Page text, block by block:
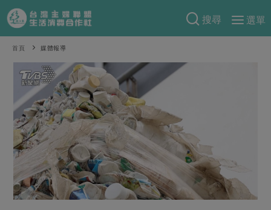
搜尋
選單
產品分類
當季蔬果
一籃菜 當令水果
芽苗類 蕈菇類
辛香料類
奶蛋豆・五穀
蛋 乳製品
食譜料理
食材
米食
麵食
海鮮
特別企畫
預購活動
把最好的台灣味帶回家！
防災用品預購圓滿結束
2026年端午節預購圓滿結束
綠主張
觀點文章
主婦食堂 一籃菜真心話
關於合作社
認識合作社
重要公告
首頁 媒體報導